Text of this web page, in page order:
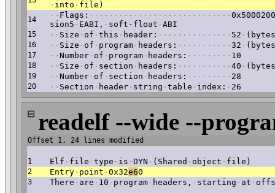
· into · file)
14 · · Flags: · · · · · · · · · · · · · · · · · · · · · · · · · · · · ·
sion5 · EABI, · soft-float · ABI
15 · · Size · of · this · header: · · · · · · · · · · · · · · · 52 ·
16 · · Size · of · program · headers: · · · · · · · · · · · 32 ·
17 · · Number · of · program · headers: · · · · · · · · · 10
18 · · Size · of · section · headers: · · · · · · · · · · · 40 ·
19 · · Number · of · section · headers: · · · · · · · · · 28
20 · · Section · header · string · table · index: · 26
⊟ readelf --wide --
Offset 1, 24 lines modified
1 Elf · file · type · is · DYN · (Shared · object · file)
2 Entry · point · 0x32e60
3 There · are · 10 · program · headers, · starting · at ·